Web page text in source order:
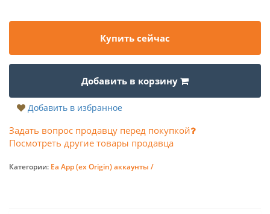
Купить сейчас
Добавить в корзину
Добавить в избранное
Задать вопрос продавцу перед покупкой
Посмотреть другие товары продавца
Категории: Ea App (ex Origin) аккаунты /